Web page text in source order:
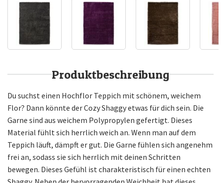
Produktbeschreibung
Du suchst einen Hochflor Teppich mit schönem, weichem
Flor? Dann könnte der Cozy Shaggy etwas für dich sein. Die
Garne sind aus weichem Polypropylen gefertigt. Dieses
Material fühlt sich herrlich weich an. Wenn man auf dem
Teppich läuft, dämpft er gut. Die Garne fühlen sich angenehm
frei an, sodass sie sich herrlich mit deinen Schritten
bewegen. Dieses Gefühl ist charakteristisch für einen echten